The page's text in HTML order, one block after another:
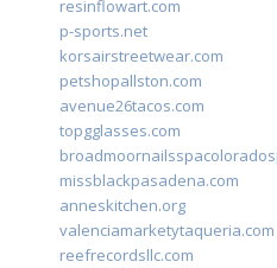
resinflowart.com
p-sports.net
korsairstreetwear.com
petshopallston.com
avenue26tacos.com
topgglasses.com
missblackpasadena.com
anneskitchen.org
valenciamarketytaqueria.com
reefrecordsllc.com